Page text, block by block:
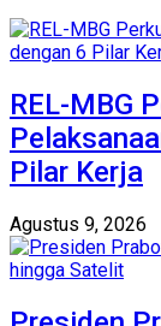
‎REL-MBG
Pilar Kerja
Agustus 9, 2026